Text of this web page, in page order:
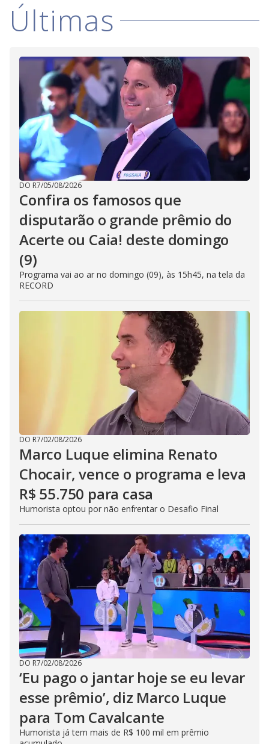
Últimas
DO R7/05/08/2026
Confira os famosos que
disputarão o grande prêmio do
Acerte ou Caia! deste domingo
(9)
Programa vai ao ar no domingo (09), às 15h45, na tela da
RECORD
DO R7/02/08/2026
Marco Luque elimina Renato
Chocair, vence o programa e leva
R$ 55.750 para casa
Humorista optou por não enfrentar o Desafio Final
DO R7/02/08/2026
‘Eu pago o jantar hoje se eu levar
esse prêmio’, diz Marco Luque
para Tom Cavalcante
Humorista já tem mais de R$ 100 mil em prêmio